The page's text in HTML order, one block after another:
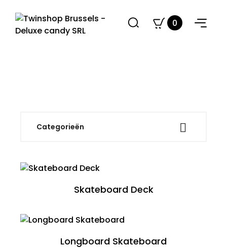
0
Categorieën 
Skateboard Deck
Longboard Skateboard